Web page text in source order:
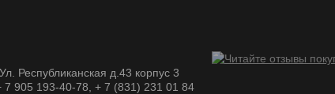
Республиканская д.43 корпус 3
7 905 193-40-78, + 7 (831) 231 01 84